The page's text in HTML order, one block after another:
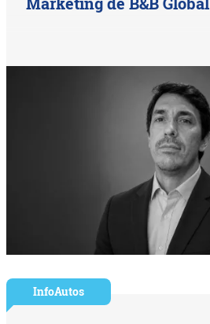
InfoAutos